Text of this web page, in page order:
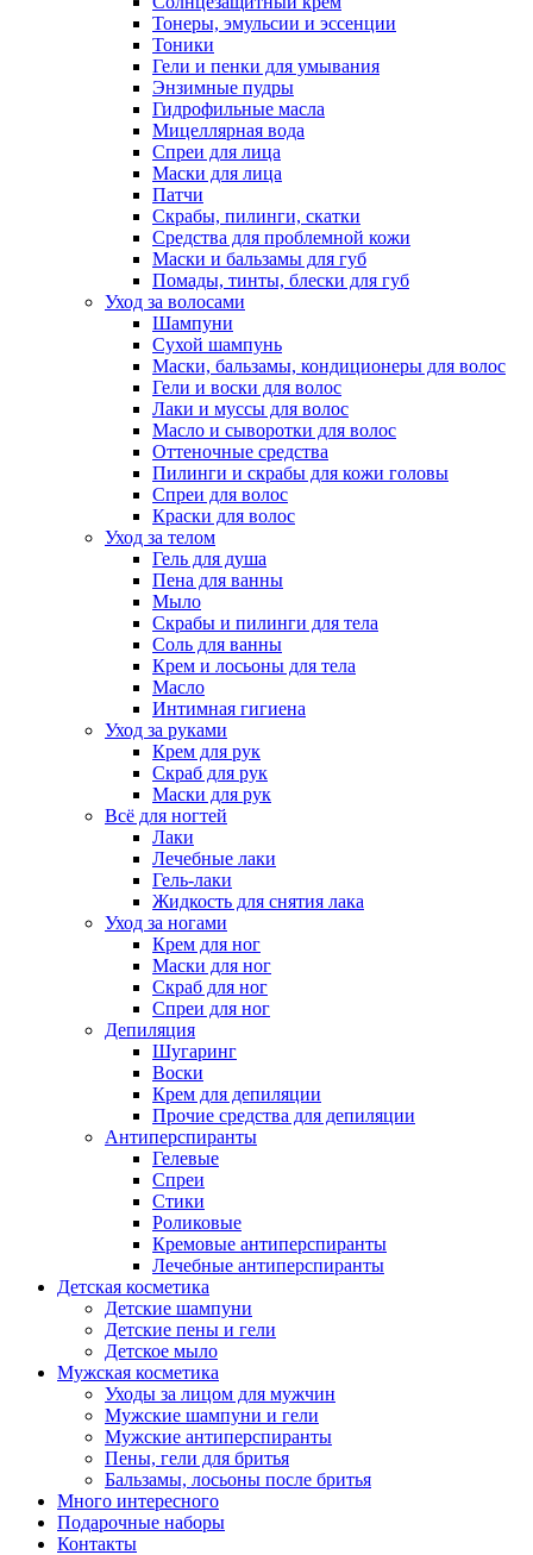
Тонеры, эмульсии и эссенции
Тоники
Гели и пенки для умывания
Энзимные пудры
Гидрофильные масла
Мицеллярная вода
Спреи для лица
Маски для лица
Патчи
Скрабы, пилинги, скатки
Средства для проблемной кожи
Маски и бальзамы для губ
Помады, тинты, блески для губ
Уход за волосами
Шампуни
Сухой шампунь
Маски, бальзамы, кондиционеры для волос
Гели и воски для волос
Лаки и муссы для волос
Масло и сыворотки для волос
Оттеночные средства
Пилинги и скрабы для кожи головы
Спреи для волос
Краски для волос
Уход за телом
Гель для душа
Пена для ванны
Мыло
Скрабы и пилинги для тела
Соль для ванны
Крем и лосьоны для тела
Масло
Интимная гигиена
Уход за руками
Крем для рук
Скраб для рук
Маски для рук
Всё для ногтей
Лаки
Лечебные лаки
Гель-лаки
Жидкость для снятия лака
Уход за ногами
Крем для ног
Маски для ног
Скраб для ног
Спреи для ног
Депиляция
Шугаринг
Воски
Крем для депиляции
Прочие средства для депиляции
Антиперспиранты
Гелевые
Спреи
Стики
Роликовые
Кремовые антиперспиранты
Лечебные антиперспиранты
Детская косметика
Детские шампуни
Детские пены и гели
Детское мыло
Мужская косметика
Уходы за лицом для мужчин
Мужские шампуни и гели
Мужские антиперспиранты
Пены, гели для бритья
Бальзамы, лосьоны после бритья
Много интересного
Подарочные наборы
Контакты